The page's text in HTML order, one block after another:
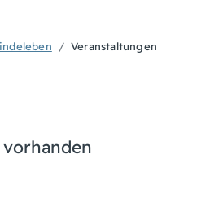
Veranstaltungen